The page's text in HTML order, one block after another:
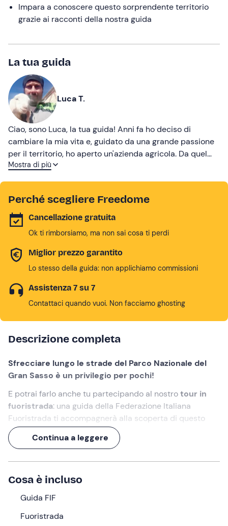
changing
dates.
Impara a conoscere questo sorprendente territorio
grazie ai racconti della nostra guida
La tua guida
Luca T.
Ciao, sono Luca, la tua guida! Anni fa ho deciso di
cambiare la mia vita e, guidato da una grande passione
per il territorio, ho aperto un'azienda agricola. Da quel
momento mi dedico alla coltivazione di prodotti ormai
più autentico!
Mostra di più
Perché scegliere Freedome
Cancellazione gratuita
Ok ti rimborsiamo, ma non sai cosa ti perdi
Miglior prezzo garantito
Lo stesso della guida: non applichiamo commissioni
Assistenza 7 su 7
Contattaci quando vuoi. Non facciamo ghosting
Descrizione completa
Sfrecciare lungo le strade del Parco Nazionale del
Gran Sasso è un privilegio per pochi!
E potrai farlo anche tu partecipando al nostrotour in
fuoristrada: una guida della Federazione Italiana
Fuoristrada ti accompagnerà alla scoperta di questo
angolo d'Abruzzo mentre ti godrai la
sul Gran Sasso.
Un'esperienza di 2 oreper meglio conoscere il territorio
in (e con) tutti i sensi!
Cosa faremo
L'appuntamento è alle ore
Continua a leggere
Cosa è incluso
Guida FIF
Fuoristrada